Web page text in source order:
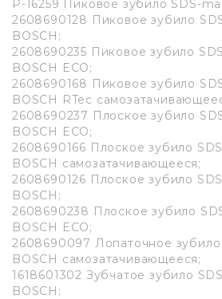
P-16259 Пиковое зубило SDS-
2608690128 Пиковое зубило
BOSCH;
2608690235 Пиковое зубило
BOSCH ECO;
2608690168 Пиковое зубило
BOSCH RTec
2608690237 Плоское зубило
BOSCH ECO;
2608690166 Плоское зубило
BOSCH самозатачивающееся;
2608690126 Плоское зубило
BOSCH;
2608690238 Плоское зубило
BOSCH ECO;
2608690097 Лопаточное
BOSCH самозатачивающееся;
1618601302 Зубчатое зубило
BOSCH;